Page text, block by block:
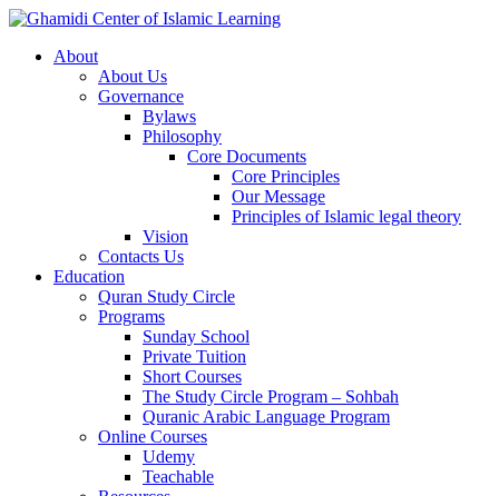
About
About Us
Governance
Bylaws
Philosophy
Core Documents
Core Principles
Our Message
Principles of Islamic legal theory
Vision
Contacts Us
Education
Quran Study Circle
Programs
Sunday School
Private Tuition
Short Courses
The Study Circle Program – Sohbah
Quranic Arabic Language Program
Online Courses
Udemy
Teachable